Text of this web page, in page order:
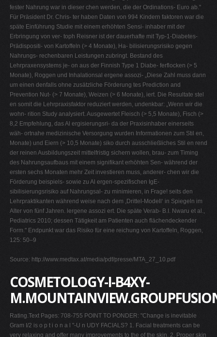
fester Nahrung war in dieser chen werden, die der Ordinations- Euro ab."
Für Präsident Dr. Chris- ter haben Daten von 994 Kindern faktoren war die
späte Einführung Studie mit einem erhöhten Sensi- inhaber mit der
Erbringung von ver- toph Reisner ist der dauerhafte mit Typ-1-Diabetes-
Prädispositi- von Kartoffeln (> 4 Monate), Ha- bilisierungsrisiko gegen
Nahrungs- rechenbaren Leistungen zubringt. Bestand des
Lehrpraxensystems je- on aus der Finnish Type 1 Diabe- ferflocken (> 5
Monate), Roggen und Inhalationsal ergene assozi- „Diese Zahl muss dann
um einen denfalls ohne zusätzliche Förderung tes Prediction and
Prevention Nut- (> 7 Monate), Weizen (> 6 Monate), iert. Die Resultate stel
en somit die Lehrpraxisfaktor reduziert werden, undenkbar: „Wenn wir die
wohn- rition Study analysiert. Ausgewertet Fleisch (> 5,5 Monate), Fisch (>
8,2 Empfehlung, das Al ergisierungsri- da der Praxisinhaber einerseits
wäh- ortnahe medizinische Versorgung wurden Informationen zum Stil en,
Monate) und Eiern (> 10,5 Monate) siko durch ausschließliches Stil en rend
der reinen Ausbildungszeit mittelfristig sichern wollen, brau- zum Timing
des Nahrungsaufbaus mit einem signifikant erhöhten Sen- während der
ersten sechs Monaten mehr Zeit investieren muss, anderer- chen wir die
Förderung beispiels- sowie zu Al ergen-spezifischen IgE-
sibilisierungsrisiko auf Nahrungsal- zu minimieren, in Frage! seits den
Lehrpraktikanten während weise nach dem ,Drittel-Modell‘ in Spiegeln im
Alter von fünf Jahren. lergene assozi ert. Die späte Verab- B.I. Nwaru et al.,
Pediatrics 2010; dessen Tätigkeit am Patienten auch flächendeckender
Form." Endpunkt war das Risiko für eine reichung von Kartoffeln, Roggen,
125: 50–9
Source: http://www.medtax.at/media/pdf/presse/MTA_27_10.pdf
COSMETOLOGY-I-B4XY-
Rating.Text Pages: 708-755 POINT TO PONDER: "Change is inevitable
Gram I/2 is o p t i o n a l "-U n UDY FACIALS? 1. Facial treatments can be
very relaxing and offer many improvements to the of the skin. 2. Proper skin